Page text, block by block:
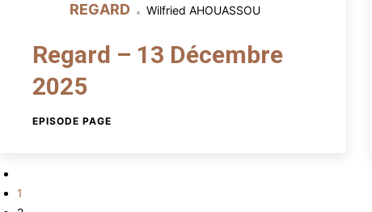
REGARD Wilfried AHOUASSOU
Regard – 13 Décembre
2025
EPISODE PAGE
Pagination
1